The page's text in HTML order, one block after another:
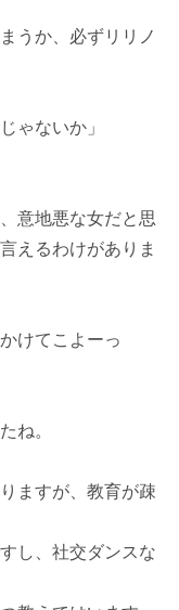
うか、必ずリリノ
ゃないか」
意地悪な女だと思
えるわけがありま
けてこよーっ
ね。
ますが、教育が疎
し、社交ダンスな